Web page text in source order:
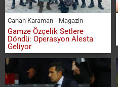
Canan Karaman Magazin
Gamze Özçelik Setlere
Döndü: Operasyon Alesta
Geliyor